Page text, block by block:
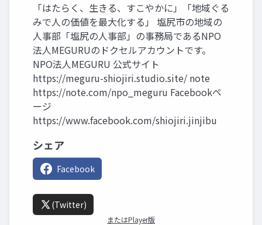
「はたらく、生きる、すこやかに」「地域ぐる
みで人の価値を最大化する」 塩尻市の地域の
人事部「塩尻の人事部」の事務局であるNPO
法人MEGURUのドクセルアカウントです。
NPO法人MEGURU 公式サイト
https://meguru-shiojiri.studio.site/ note
https://note.com/npo_meguru Facebookペ
ージ
https://www.facebook.com/shiojiri.jinjibu
シェア
Facebook
(Twitter)
またはPlayer版